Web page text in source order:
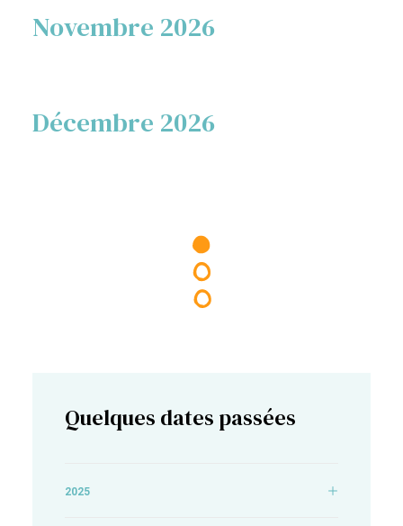
Novembre 2026
Décembre 2026
Quelques dates passées
2025